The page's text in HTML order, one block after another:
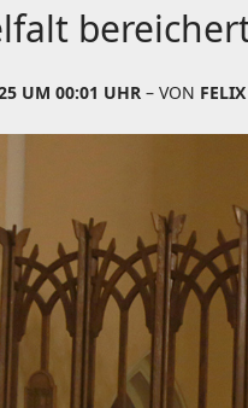
UM 00:01 UHR – VON